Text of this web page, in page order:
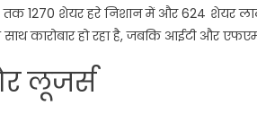
1270 शेयर हरे निशान में और 624 शेयर
कारोबार हो रहा है, जबकि आईटी और
लूजर्स